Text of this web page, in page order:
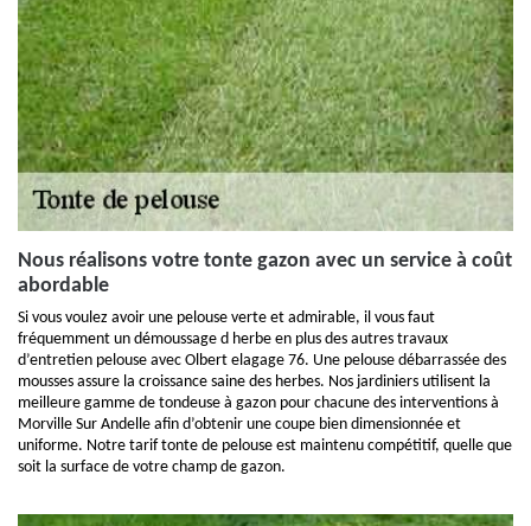
Nous réalisons votre tonte gazon avec un service à coût
abordable
Si vous voulez avoir une pelouse verte et admirable, il vous faut
fréquemment un démoussage d herbe en plus des autres travaux
d’entretien pelouse avec Olbert elagage 76. Une pelouse débarrassée des
mousses assure la croissance saine des herbes. Nos jardiniers utilisent la
meilleure gamme de tondeuse à gazon pour chacune des interventions à
Morville Sur Andelle afin d’obtenir une coupe bien dimensionnée et
uniforme. Notre tarif tonte de pelouse est maintenu compétitif, quelle que
soit la surface de votre champ de gazon.